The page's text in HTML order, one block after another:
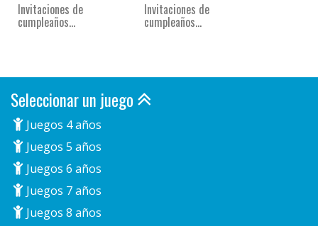
Invitaciones de
cumpleaños...
Invitaciones de
cumpleaños...
Seleccionar un juego
Juegos 4 años
Juegos 5 años
Juegos 6 años
Juegos 7 años
Juegos 8 años